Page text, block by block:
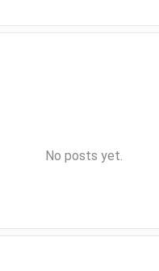
No posts yet.